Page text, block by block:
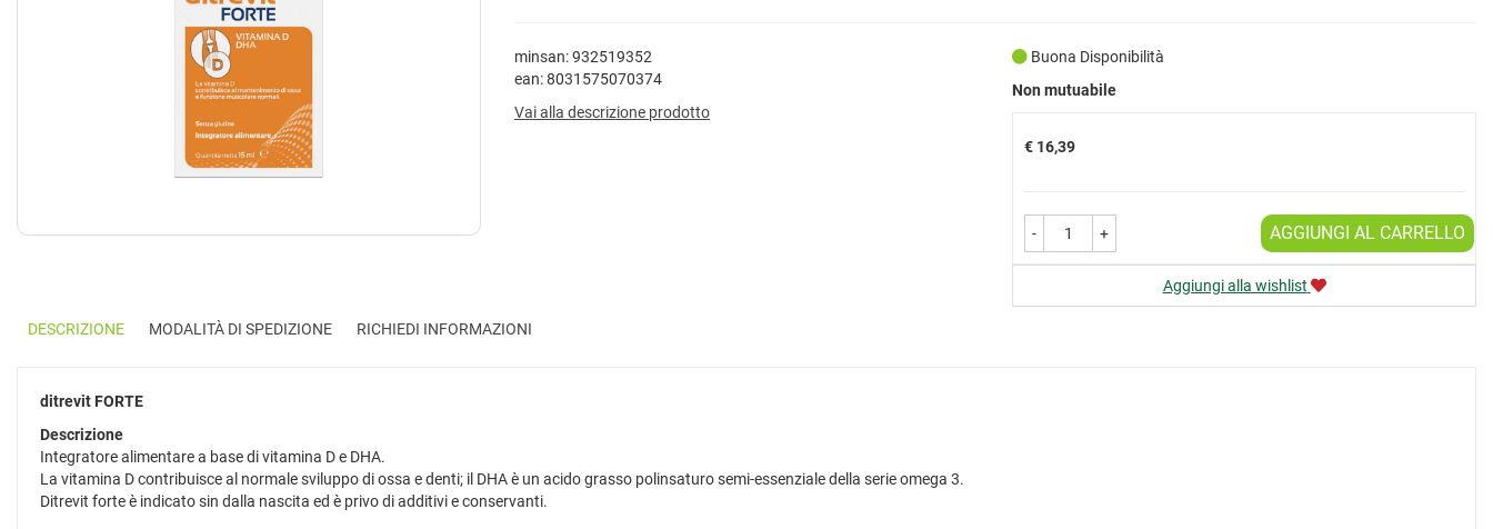
minsan: 932519352
ean: 8031575070374
Vai alla descrizione prodotto
Buona Disponibilità
Non mutuabile
Prezzo
€ 16,39
- + AGGIUNGI AL CARRELLO
Aggiungi alla wishlist
DESCRIZIONE MODALITÀ DI SPEDIZIONE RICHIEDI INFORMAZIONI
ditrevit FORTE
Descrizione
Integratore alimentare a base di vitamina D e DHA.
La vitamina D contribuisce al normale sviluppo di ossa e denti; il DHA è un acido grasso polinsaturo semi-essenziale della serie omega 3.
Ditrevit forte è indicato sin dalla nascita ed è privo di additivi e conservanti.